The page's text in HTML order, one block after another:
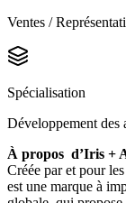
Ventes /
Spécialisation
Développement des
À propos d’Iris +
Créée par et pour
est une marque à